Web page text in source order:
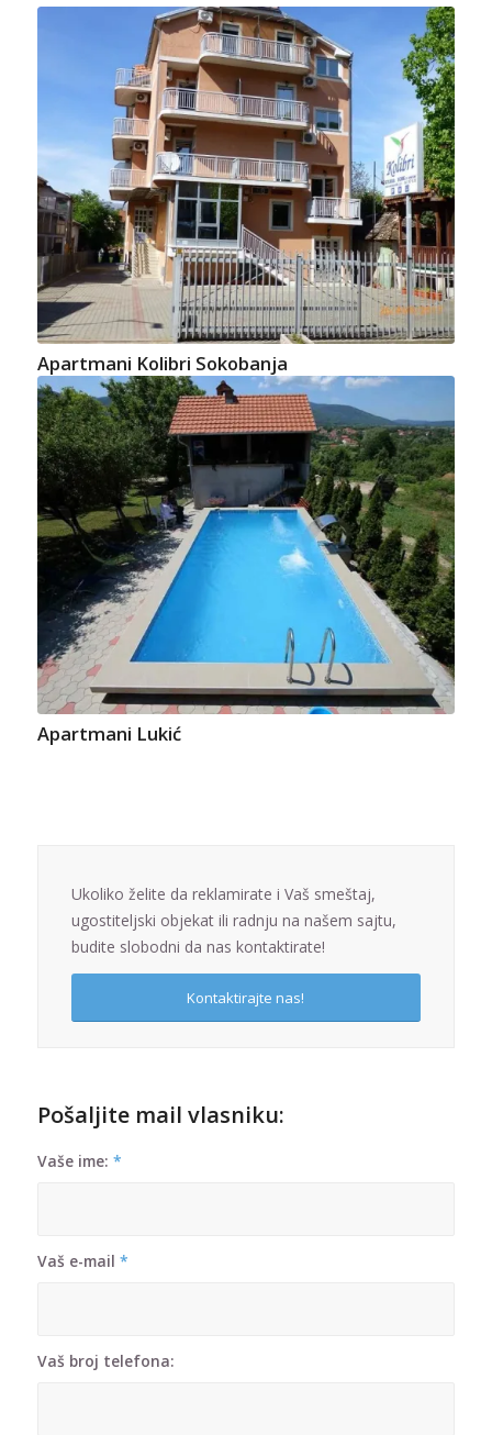
Apartmani Kolibri Sokobanja
Apartmani Lukić
Ukoliko želite da reklamirate i Vaš smeštaj,
ugostiteljski objekat ili radnju na našem sajtu,
budite slobodni da nas kontaktirate!
Kontaktirajte nas!
Pošaljite mail vlasniku:
Vaše ime: *
Vaš e-mail *
Vaš broj telefona: